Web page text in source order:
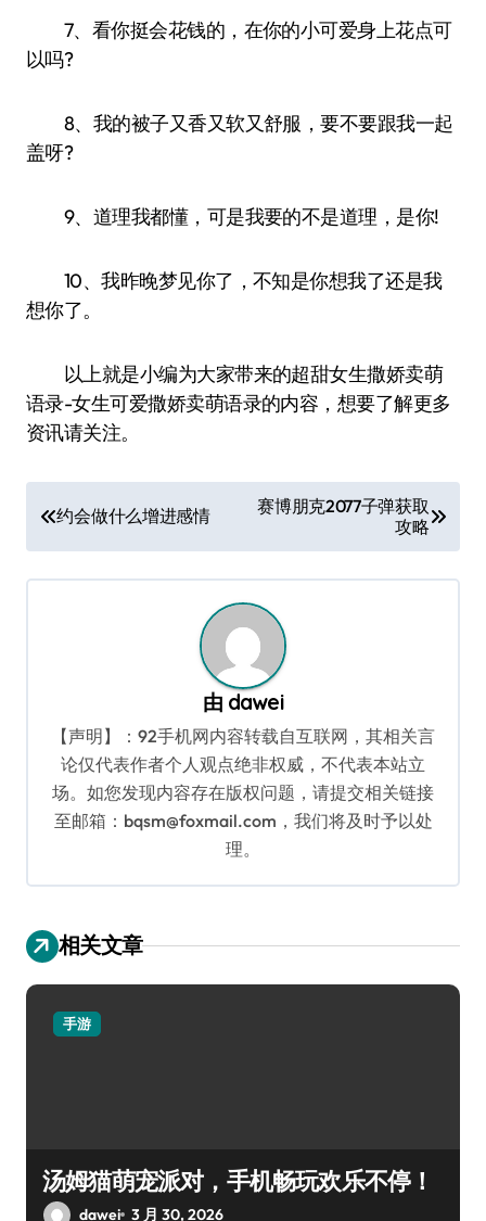
7、看你挺会花钱的，在你的小可爱身上花点可
以吗?
8、我的被子又香又软又舒服，要不要跟我一起
盖呀?
9、道理我都懂，可是我要的不是道理，是你!
10、我昨晚梦见你了，不知是你想我了还是我
想你了。
以上就是小编为大家带来的超甜女生撒娇卖萌
语录-女生可爱撒娇卖萌语录的内容，想要了解更多
资讯请关注。
章
导
约会做什么增进感情
赛博朋克2077子弹获取
攻略
由 dawei
【声明】：92手机网内容转载自互联网，其相关言
论仅代表作者个人观点绝非权威，不代表本站立
场。如您发现内容存在版权问题，请提交相关链接
至邮箱：bqsm@foxmail.com，我们将及时予以处
理。
相关文章
手游
汤姆猫萌宠派对，手机畅玩欢乐不停！
dawei 3 月 30, 2026